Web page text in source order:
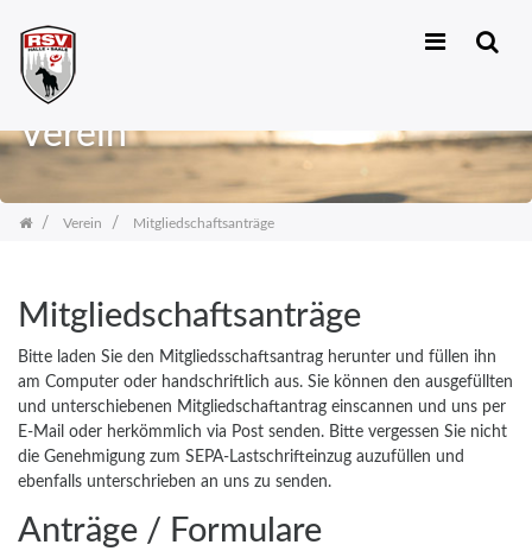
Zum
springen
Verein
Verein Mitgliedschaftsanträge
Mitgliedschaftsanträge
Bitte laden Sie den Mitgliedsschaftsantrag herunter und füllen ihn
am Computer oder handschriftlich aus. Sie können den ausgefüllten
und unterschiebenen Mitgliedschaftantrag einscannen und uns per
E-Mail oder herkömmlich via Post senden. Bitte vergessen Sie nicht
die Genehmigung zum SEPA-Lastschrifteinzug auzufüllen und
ebenfalls unterschrieben an uns zu senden.
Anträge / Formulare